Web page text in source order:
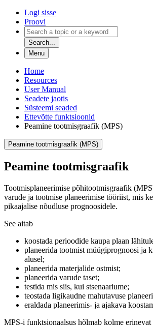
Logi sisse
Proovi
Search...
Menu
Home
Resources
User Manual
Seadete jaotis
Süsteemi seaded
Ettevõtte funktsioonid
Peamine tootmisgraafik (MPS)
Peamine tootmisgraafik (MPS)
Peamine tootmisgraafik
Tootmisplaneerimise põhitootmisgraafik
varude ja tootmise planeerimise tööriist, mis
pikaajalise nõudluse prognoosidele.
See aitab
koostada perioodide kaupa plaan
planeerida tootmist müügiprognoosi ja
alusel;
planeerida materjalide ostmist;
planeerida varude taset;
testida mis siis, kui stsenaariume;
teostada ligikaudne mahutavuse
eraldada planeerimis- ja ajakava
MPS-i funktsionaalsus hõlmab kolme erinevat